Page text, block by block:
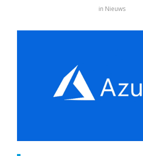
in Nieuws